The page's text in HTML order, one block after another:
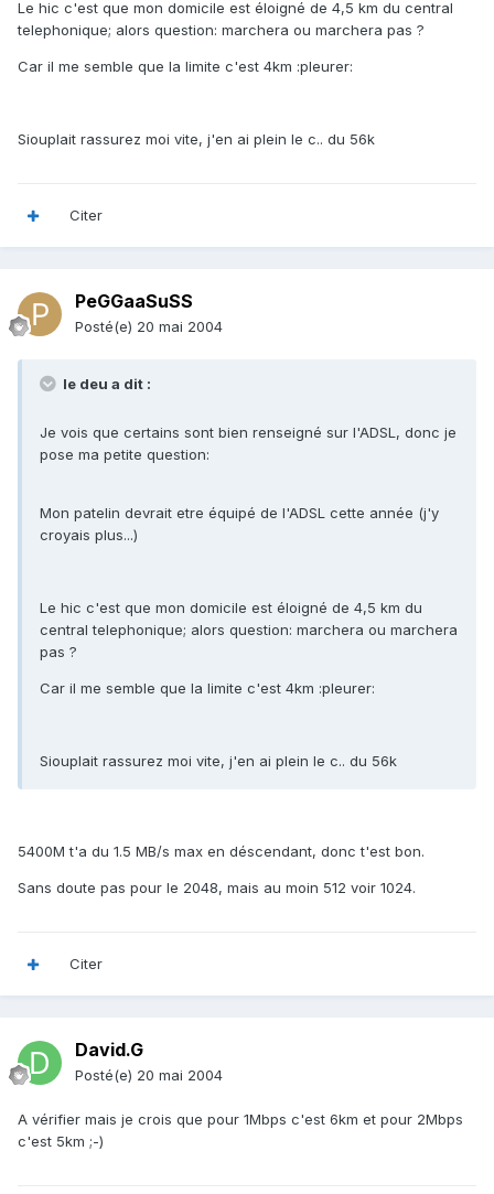
Le hic c'est que mon domicile est éloigné de 4,5 km du central
telephonique; alors question: marchera ou marchera pas ?
Car il me semble que la limite c'est 4km :pleurer:
Siouplait rassurez moi vite, j'en ai plein le c.. du 56k
Citer
PeGGaaSuSS
Posté(e) 20 mai 2004
le deu a dit :
Je vois que certains sont bien renseigné sur l'ADSL, donc je
pose ma petite question:
Mon patelin devrait etre équipé de l'ADSL cette année (j'y
croyais plus...)
Le hic c'est que mon domicile est éloigné de 4,5 km du
central telephonique; alors question: marchera ou marchera
pas ?
Car il me semble que la limite c'est 4km :pleurer:
Siouplait rassurez moi vite, j'en ai plein le c.. du 56k
5400M t'a du 1.5 MB/s max en déscendant, donc t'est bon.
Sans doute pas pour le 2048, mais au moin 512 voir 1024.
Citer
David.G
Posté(e) 20 mai 2004
A vérifier mais je crois que pour 1Mbps c'est 6km et pour 2Mbps
c'est 5km ;-)